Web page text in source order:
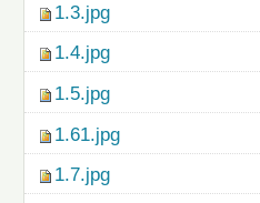
1.3.jpg
1.4.jpg
1.5.jpg
1.61.jpg
1.7.jpg